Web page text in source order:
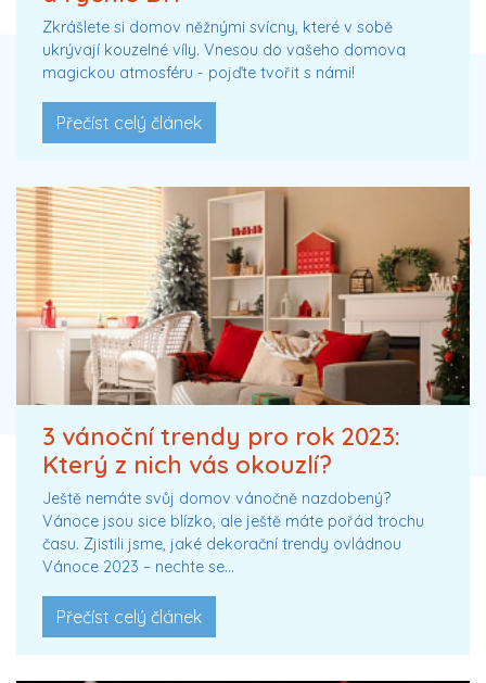
Zkrášlete si domov něžnými svícny, které v sobě
ukrývají kouzelné víly. Vnesou do vašeho domova
magickou atmosféru - pojďte tvořit s námi!
Přečíst celý článek
3 vánoční trendy pro rok 2023:
Který z nich vás okouzlí?
Ještě nemáte svůj domov vánočně nazdobený?
Vánoce jsou sice blízko, ale ještě máte pořád trochu
času. Zjistili jsme, jaké dekorační trendy ovládnou
Vánoce 2023 – nechte se…
Přečíst celý článek